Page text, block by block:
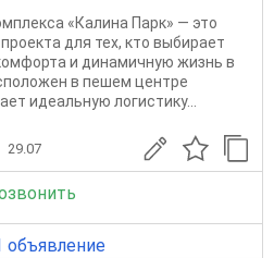
«Калина Парк» — это
для тех, кто выбирает
и динамичную жизнь в
в пешем центре
идеальную логистику...
29.07
объявление